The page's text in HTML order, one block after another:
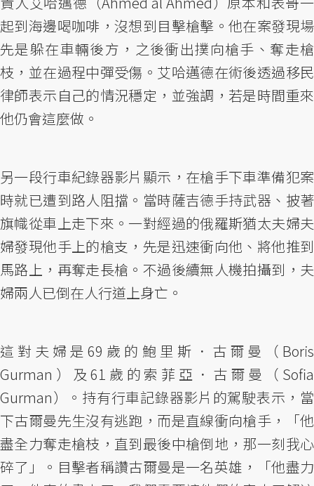
起到海邊喝咖啡，沒想到目擊槍擊。他在案發現場
先是躲在車輛後方，之後衝出撲向槍手、奪走槍
枝，並在過程中彈受傷。艾哈邁德在術後透過移民
律師表示自己的情況穩定，並強調，若是時間重來
他仍會這麼做。
另一段行車紀錄器影片顯示，在槍手下車準備犯案
時就已遭到路人阻擋。當時薩吉德手持武器、披著
旗幟從車上走下來。一對經過的俄羅斯猶太夫婦夫
婦發現他手上的槍支，先是迅速衝向他、將他推到
馬路上，再奪走長槍。不過後續無人機拍攝到，夫
婦兩人已倒在人行道上身亡。
這對夫婦是69歲的鮑里斯．古爾曼（Boris
Gurman）及61歲的索菲亞．古爾曼（Sofia
Gurman）。持有行車記錄器影片的駕駛表示，當
下古爾曼先生沒有逃跑，而是直線衝向槍手，「他
盡全力奪走槍枝，直到最後中槍倒地，那一刻我心
碎了」。目擊者稱讚古爾曼是一名英雄，「他盡力